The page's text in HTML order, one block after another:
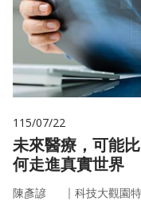
115/07/22
未來醫療，可能
何走進真實世界
陳彥諺 ｜ 科技大觀園